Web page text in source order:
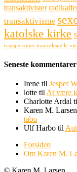
transaktivister
transaktivisme
katolske kirke
transpersoner transseksuelle
Seneste kommentarer
Irene til Jesper
lotte til At være
Charlotte Ardal
Karen M. Larsen
tabu
Ulf Harbo til
Forsiden
Om Karen M.
© Karen M. Larsen